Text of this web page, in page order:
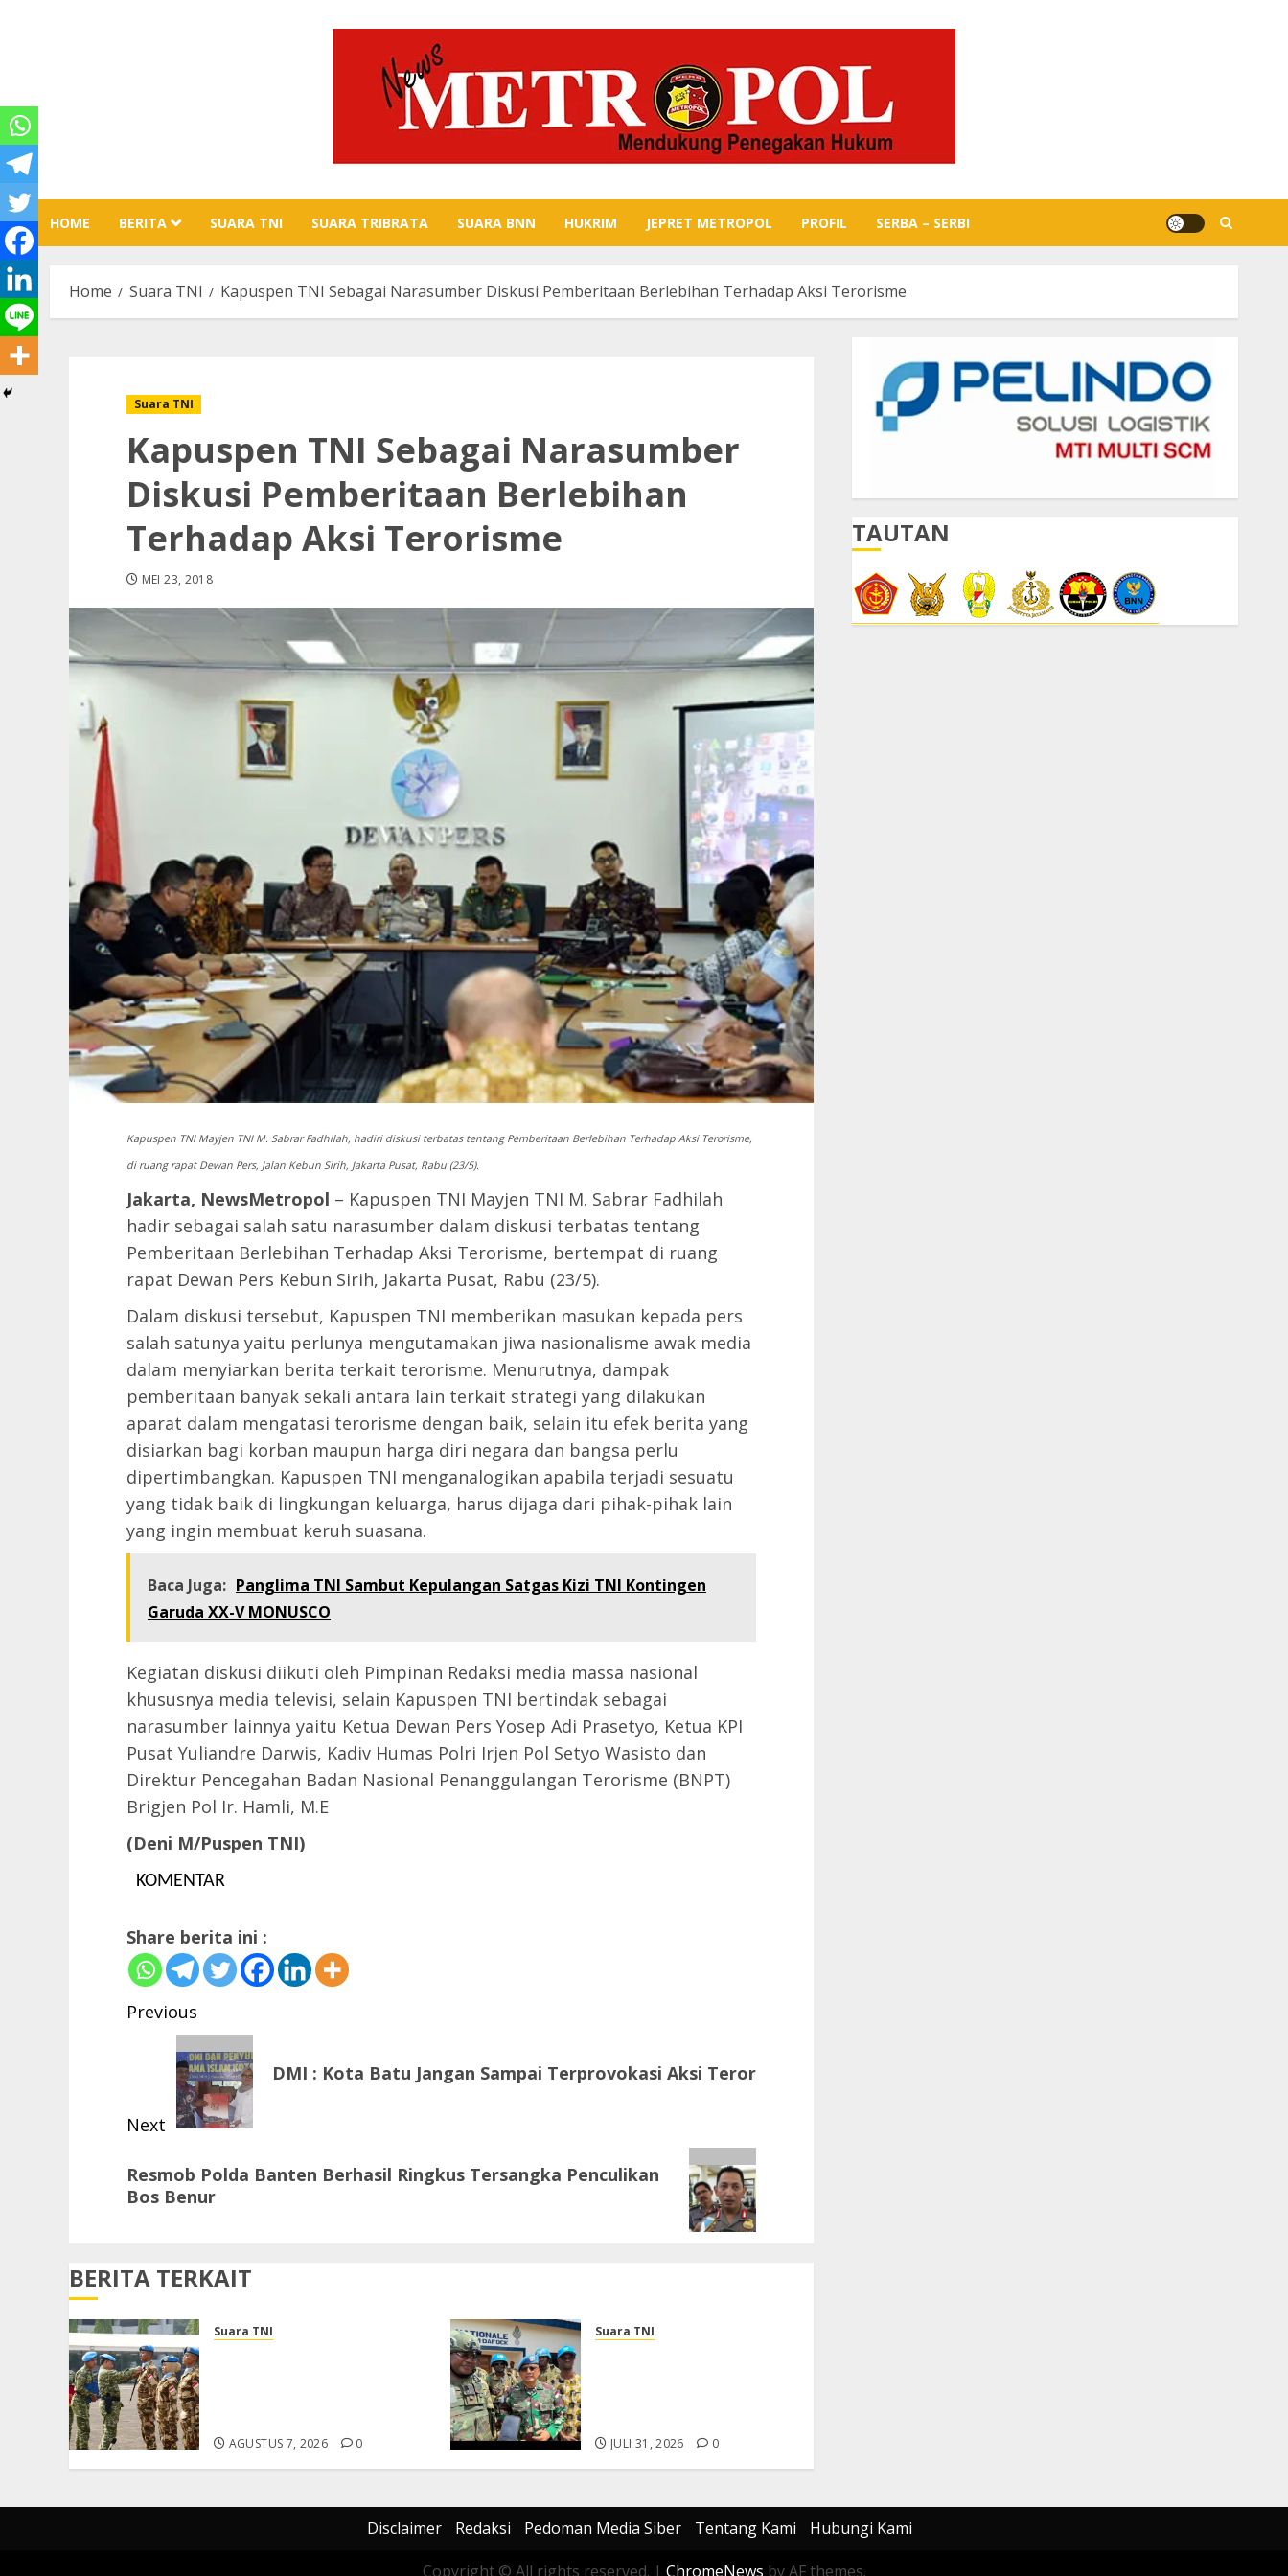
HOME BERITA SUARA TNI SUARA TRIBRATA SUARA BNN HUKRIM JEPRET METROPOL PROFIL SERBA – SERBI
Home Suara TNI Kapuspen TNI Sebagai Narasumber Diskusi Pemberitaan Berlebihan Terhadap Aksi Terorisme
Suara TNI
Kapuspen TNI Sebagai Narasumber
Diskusi Pemberitaan Berlebihan
Terhadap Aksi Terorisme
MEI 23, 2018
Kapuspen TNI Mayjen TNI M. Sabrar Fadhilah, hadiri diskusi terbatas tentang Pemberitaan Berlebihan Terhadap Aksi Terorisme,
di ruang rapat Dewan Pers, Jalan Kebun Sirih, Jakarta Pusat, Rabu (23/5).
Jakarta, NewsMetropol – Kapuspen TNI Mayjen TNI M. Sabrar Fadhilah
hadir sebagai salah satu narasumber dalam diskusi terbatas tentang
Pemberitaan Berlebihan Terhadap Aksi Terorisme, bertempat di ruang
rapat Dewan Pers Kebun Sirih, Jakarta Pusat, Rabu (23/5).
Dalam diskusi tersebut, Kapuspen TNI memberikan masukan kepada pers
salah satunya yaitu perlunya mengutamakan jiwa nasionalisme awak media
dalam menyiarkan berita terkait terorisme. Menurutnya, dampak
pemberitaan banyak sekali antara lain terkait strategi yang dilakukan
aparat dalam mengatasi terorisme dengan baik, selain itu efek berita yang
disiarkan bagi korban maupun harga diri negara dan bangsa perlu
dipertimbangkan. Kapuspen TNI menganalogikan apabila terjadi sesuatu
yang tidak baik di lingkungan keluarga, harus dijaga dari pihak-pihak lain
yang ingin membuat keruh suasana.
Baca Juga: Panglima TNI Sambut Kepulangan Satgas Kizi TNI Kontingen
Garuda XX-V MONUSCO
Kegiatan diskusi diikuti oleh Pimpinan Redaksi media massa nasional
khususnya media televisi, selain Kapuspen TNI bertindak sebagai
narasumber lainnya yaitu Ketua Dewan Pers Yosep Adi Prasetyo, Ketua KPI
Pusat Yuliandre Darwis, Kadiv Humas Polri Irjen Pol Setyo Wasisto dan
Direktur Pencegahan Badan Nasional Penanggulangan Terorisme (BNPT)
Brigjen Pol Ir. Hamli, M.E
(Deni M/Puspen TNI)
KOMENTAR
Share berita ini :
Post
navigation
Previous
Previous
DMI : Kota Batu Jangan Sampai Terprovokasi Aksi Teror
Next
post:
Resmob Polda Banten Berhasil Ringkus Tersangka Penculikan
Bos Benur
BERITA TERKAIT
Suara TNI
AGUSTUS 7, 2026 0
Suara TNI
JULI 31, 2026 0
TAUTAN
Disclaimer Redaksi Pedoman Media Siber Tentang Kami Hubungi Kami
Copyright © All rights reserved. | ChromeNews by AF themes.